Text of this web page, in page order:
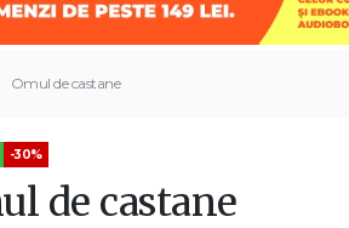
Omul de castane
-30%
de castane